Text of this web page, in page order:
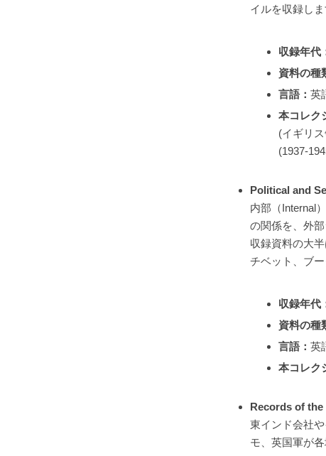
イルを収録しま
収録年代
資料の種
言語： 英
本コレク
(イギリ
(1937-
Political and
内部（Internal
の関係を、外
収録資料の大
チベット、ブ
収録年代
資料の種
言語： 英
本コレク
Records of
東インド会社
モ、英国軍が